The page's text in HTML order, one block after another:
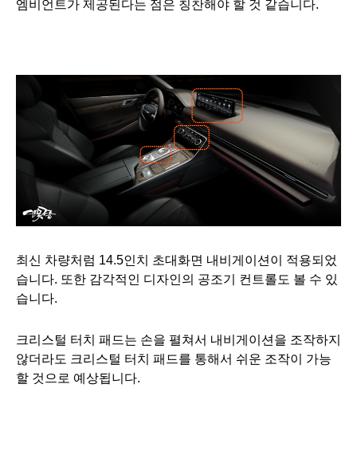
엠비언트가 제공된다는 점은 칭찬해야 할 것 같습니다.
최신 차량처럼 14.5인치 초대화면 내비게이션이 적용되었
습니다. 또한 감각적인 디자인의 공조기 컨트롤도 볼 수 있
습니다.
크리스털 터치 패드는 손을 펼쳐서 내비게이션을 조작하지
않더라도 크리스털 터치 패드를 통해서 쉬운 조작이 가능
할 것으로 예상됩니다.